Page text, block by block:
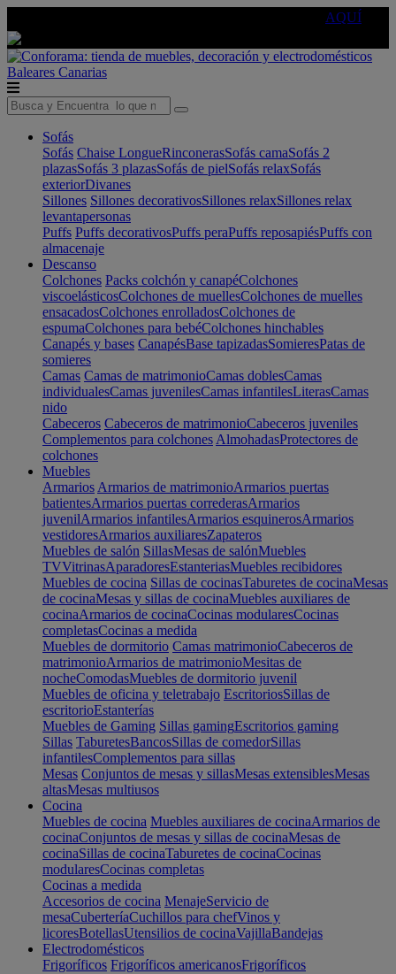
AQUÍ
Baleares Canarias
Sofás
Sofás Chaise LongueRinconerasSofás camaSofás 2
plazasSofás 3 plazasSofás de pielSofás relaxSofás
exteriorDivanes
Sillones Sillones decorativosSillones relaxSillones relax
levantapersonas
Puffs Puffs decorativosPuffs peraPuffs reposapiésPuffs con
almacenaje
Descanso
Colchones Packs colchón y canapéColchones
viscoelásticosColchones de muellesColchones de muelles
ensacadosColchones enrolladosColchones de
espumaColchones para bebéColchones hinchables
Canapés y bases CanapésBase tapizadasSomieresPatas de
somieres
Camas Camas de matrimonioCamas doblesCamas
individualesCamas juvenilesCamas infantilesLiterasCamas
nido
Cabeceros Cabeceros de matrimonioCabeceros juveniles
Complementos para colchones AlmohadasProtectores de
colchones
Muebles
Armarios Armarios de matrimonioArmarios puertas
batientesArmarios puertas correderasArmarios
juvenilArmarios infantilesArmarios esquinerosArmarios
vestidoresArmarios auxiliaresZapateros
Muebles de salón SillasMesas de salónMuebles
TVVitrinasAparadoresEstanteriasMuebles recibidores
Muebles de cocina Sillas de cocinasTaburetes de cocinaMesas
de cocinaMesas y sillas de cocinaMuebles auxiliares de
cocinaArmarios de cocinaCocinas modularesCocinas
completasCocinas a medida
Muebles de dormitorio Camas matrimonioCabeceros de
matrimonioArmarios de matrimonioMesitas de
nocheComodasMuebles de dormitorio juvenil
Muebles de oficina y teletrabajo EscritoriosSillas de
escritorioEstanterías
Muebles de Gaming Sillas gamingEscritorios gaming
Sillas TaburetesBancosSillas de comedorSillas
infantilesComplementos para sillas
Mesas Conjuntos de mesas y sillasMesas extensiblesMesas
altasMesas multiusos
Cocina
Muebles de cocina Muebles auxiliares de cocinaArmarios de
cocinaConjuntos de mesas y sillas de cocinaMesas de
cocinaSillas de cocinaTaburetes de cocinaCocinas
modularesCocinas completas
Cocinas a medida
Accesorios de cocina MenajeServicio de
mesaCuberteríaCuchillos para chefVinos y
licoresBotellasUtensilios de cocinaVajillaBandejas
Electrodomésticos
Frigoríficos Frigoríficos americanosFrigoríficos